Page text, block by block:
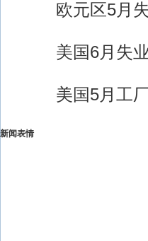
欧元区5月失
美国6月失
美国5月工厂
新闻表情